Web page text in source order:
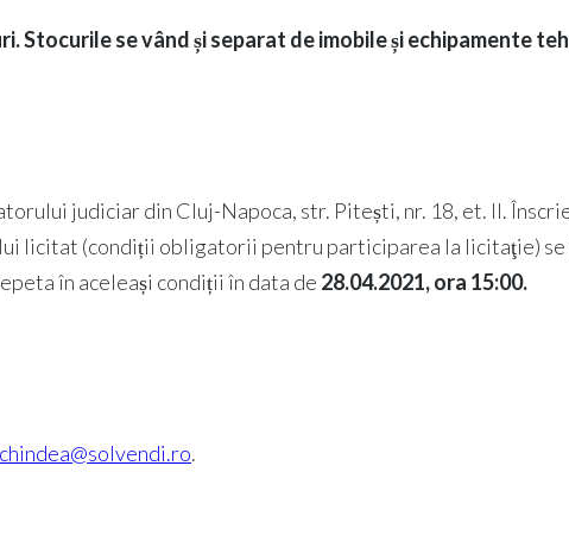
Stocurile se vând și separat de imobile și echipamente
judiciar din Cluj-Napoca, str. Pitești, nr. 18, et. II.
licitat (condiții obligatorii pentru participarea la licitaţie) se
în aceleași condiții în data de 28.04.2021, ora 15:00.
.